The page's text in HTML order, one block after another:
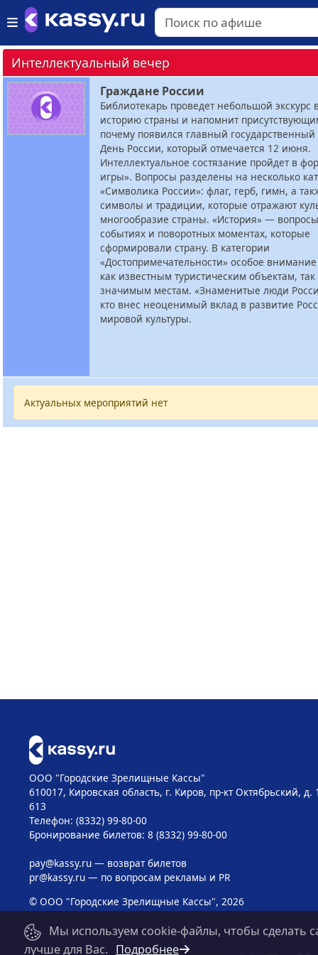
Интеллектуальный вечер
Граждане России
Библиотекарь проведет небольшой экскурс
историю страны и напомнит
почему появился главный
День России, который отмечается 12 июня.
Интеллектуальное состязание пройдет в
игры». Вопросы разделены на несколько
«Символика России»: флаг, герб, гимн, а
символы и традиции, которые отражают
многообразие страны. «История» —
событиях и поворотных моментах, которые
сформировали страну. В категории
«Достопримечательности» особое внимание
как известным туристическим объектам,
значимым местам. «Знаменитые люди
кто внес неоценимый вклад в развитие
мировой культуры.
Актуальных мероприятий нет
ООО "Городские Зрелищные Кассы"
610017, Кировская область, г. Киров, пр-кт Октябрьский, д.
613
Телефон: (8332) 99-80-00
Бронирование билетов: 8 (8332) 99-80-00
pay@kassy.ru— возврат билетов
pr@kassy.ru— по вопросам рекламы и PR
© ООО "Городские Зрелищные Кассы", 2026
Мы используем cookie-файлы, чтобы сделать
лучше для Вас. Подробнее